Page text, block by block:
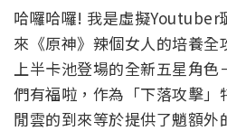
哈囉哈囉! 我是虛擬Youtuber
來《原神》辣個女人的培養全
上半卡池登場的全新五星角色
們有福啦，作為「下落攻擊」
閒雲的到來等於提供了魈額